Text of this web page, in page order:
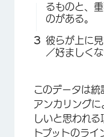
るものと、
のがある。
彼らが上に
／好ましく
このデータは統
アンカリングに
しいと思われる
トプットのラ